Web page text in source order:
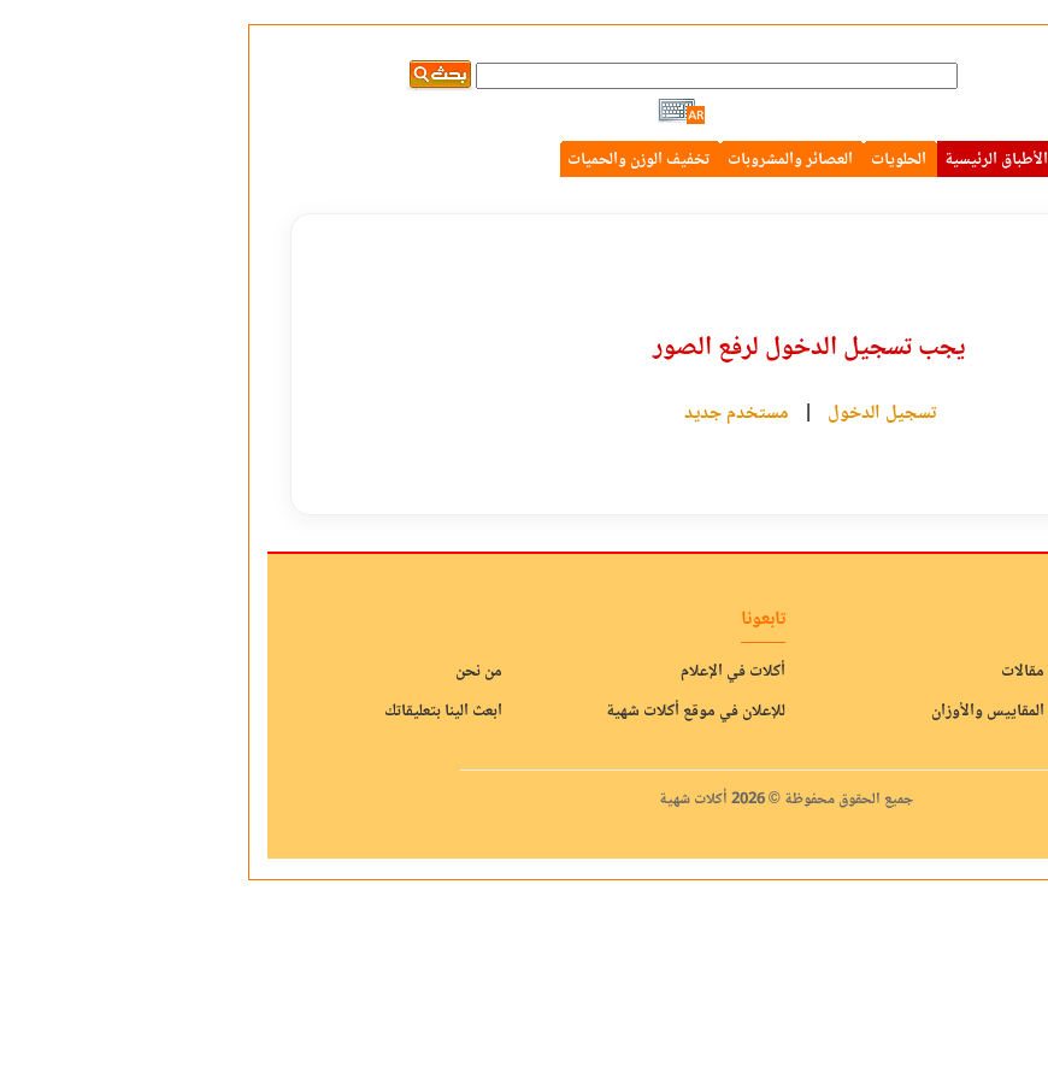
الأطباق الرئيسية الحلويات العصائر والمشروبات تخفيف الوزن والحميات
يجب تسجيل الدخول لرفع الصور
تسجيل الدخول | مستخدم جديد
مقالات
المقاييس والأوزان
تابعونا
أكلات في الإعلام
من نحن
للإعلان في موقع أكلات شهية
ابعث الينا بتعليقاتك
جميع الحقوق محفوظة © 2026 أكلات شهية